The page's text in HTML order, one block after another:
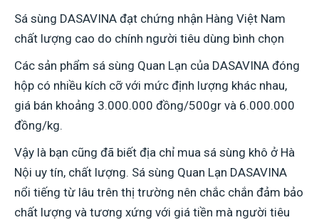
Sá sùng DASAVINA đạt chứng nhận Hàng Việt Nam
chất lượng cao do chính người tiêu dùng bình chọn
Các sản phẩm sá sùng Quan Lạn của DASAVINA đóng
hộp có nhiều kích cỡ với mức định lượng khác nhau,
giá bán khoảng 3.000.000 đồng/500gr và 6.000.000
đồng/kg.
Vậy là bạn cũng đã biết địa chỉ mua sá sùng khô ở Hà
Nội uy tín, chất lượng. Sá sùng Quan Lạn DASAVINA
nổi tiếng từ lâu trên thị trường nên chắc chắn đảm bảo
chất lượng và tương xứng với giá tiền mà người tiêu